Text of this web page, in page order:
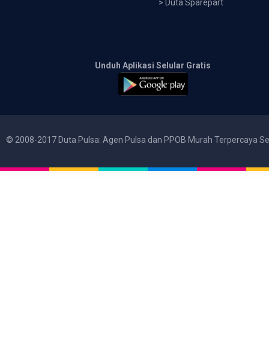
> Duta Sparepart
Unduh Aplikasi Selular Gratis
© 2008-2017 Duta Pulsa: Agen Pulsa dan PPOB Murah Terpercaya